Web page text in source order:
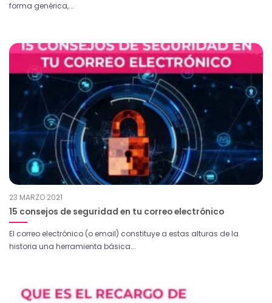
forma genérica,...
23 MARZO 2021
15 consejos de seguridad en tu correo electrónico
El correo electrónico (o email) constituye a estas alturas de la
historia una herramienta básica...